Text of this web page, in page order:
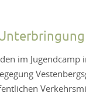
im Jugendcamp